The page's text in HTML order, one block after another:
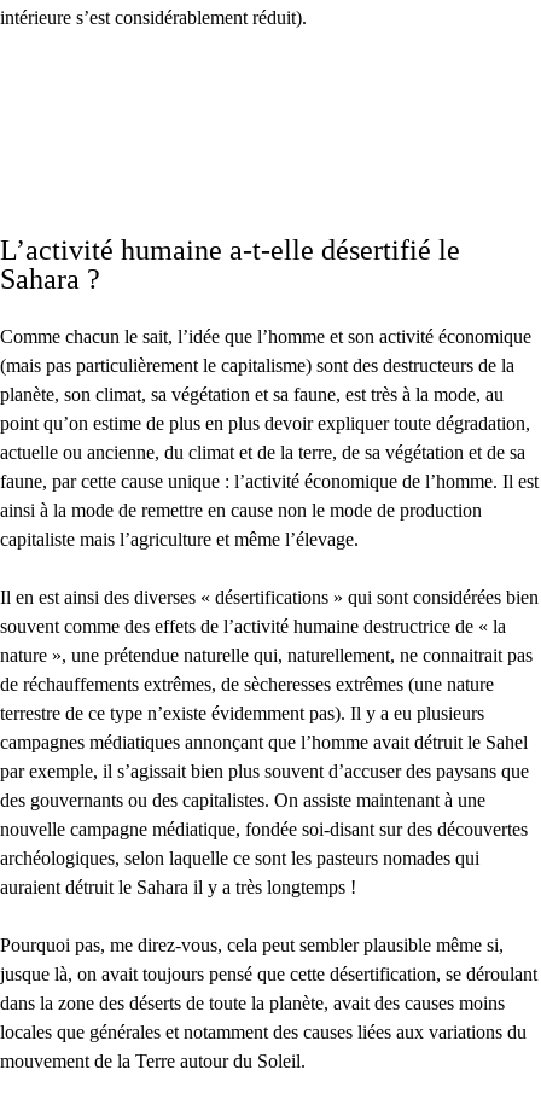
intérieure s’est considérablement réduit).
L’activité humaine a-t-elle désertifié le
Sahara ?
Comme chacun le sait, l’idée que l’homme et son activité économique
(mais pas particulièrement le capitalisme) sont des destructeurs de la
planète, son climat, sa végétation et sa faune, est très à la mode, au
point qu’on estime de plus en plus devoir expliquer toute dégradation,
actuelle ou ancienne, du climat et de la terre, de sa végétation et de sa
faune, par cette cause unique : l’activité économique de l’homme. Il est
ainsi à la mode de remettre en cause non le mode de production
capitaliste mais l’agriculture et même l’élevage.
Il en est ainsi des diverses « désertifications » qui sont considérées bien
souvent comme des effets de l’activité humaine destructrice de « la
nature », une prétendue naturelle qui, naturellement, ne connaitrait pas
de réchauffements extrêmes, de sècheresses extrêmes (une nature
terrestre de ce type n’existe évidemment pas). Il y a eu plusieurs
campagnes médiatiques annonçant que l’homme avait détruit le Sahel
par exemple, il s’agissait bien plus souvent d’accuser des paysans que
des gouvernants ou des capitalistes. On assiste maintenant à une
nouvelle campagne médiatique, fondée soi-disant sur des découvertes
archéologiques, selon laquelle ce sont les pasteurs nomades qui
auraient détruit le Sahara il y a très longtemps !
Pourquoi pas, me direz-vous, cela peut sembler plausible même si,
jusque là, on avait toujours pensé que cette désertification, se déroulant
dans la zone des déserts de toute la planète, avait des causes moins
locales que générales et notamment des causes liées aux variations du
mouvement de la Terre autour du Soleil.